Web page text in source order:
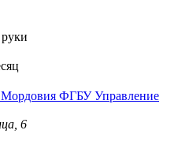
ФГБУ Управление
6